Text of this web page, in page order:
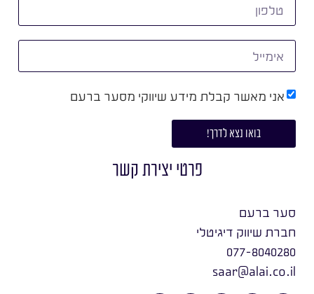
אני מאשר קבלת מידע שיווקי מסער ברעם
בואו נצא לדרך!
פרטי יצירת קשר
סער ברעם
חברת שיווק דיגיטלי
077-8040280
saar@alai.co.il